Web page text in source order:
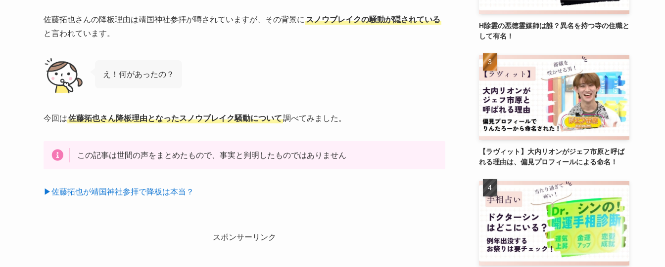
佐藤拓也さんの降板理由は靖国神社参拝が噂されていますが、その背景に スノウブレイクの騒動が隠されている
と言われています。
え！何があったの？
今回は佐藤拓也さん降板理由となったスノウブレイク騒動について調べてみました。
この記事は世間の声をまとめたもので、事実と判明したものではありません
▶佐藤拓也が靖国神社参拝で降板は本当？
スポンサーリンク
H除霊の悪徳霊媒師は誰？異名を持つ寺の住職と
して有名！
【ラヴィット】大内リオンがジェフ市原と呼ば
れる理由は、偏見プロフィールによる命名！